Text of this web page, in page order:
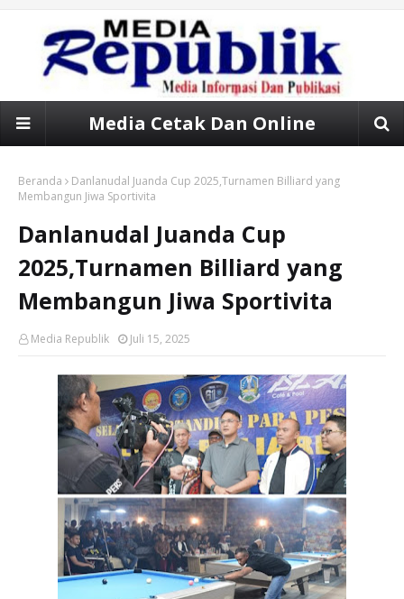
Media Cetak Dan Online
Beranda
Danlanudal Juanda Cup 2025,Turnamen Billiard yang
Membangun Jiwa Sportivita
Danlanudal Juanda Cup
2025,Turnamen Billiard yang
Membangun Jiwa Sportivita
Media Republik Juli 15, 2025